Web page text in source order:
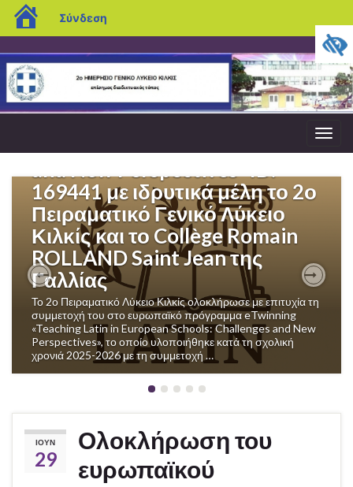
blogs.sch.gr
Σύνδεση
Ολοκλήρωση του
ευρωπαϊκού eTwinning
European Schools: Challenges
169441 με ιδρυτικά μέλη το 2ο
Πειραματικό Γενικό Λύκειο
Κιλκίς και το Collège Romain
ROLLAND Saint Jean της
Γαλλίας
Το 2ο Πειραματικό Λύκειο Κιλκίς ολοκλήρωσε με επιτυχία τη
συμμετοχή του στο ευρωπαϊκό πρόγραμμα eTwinning
«Teaching Latin in European Schools: Challenges and New
Perspectives», το οποίο υλοποιήθηκε κατά τη σχολική
χρονιά 2025-2026 με τη συμμετοχή …
Previous Next
ΙΟΎΝ
29
Ολοκλήρωση του
ευρωπαϊκού